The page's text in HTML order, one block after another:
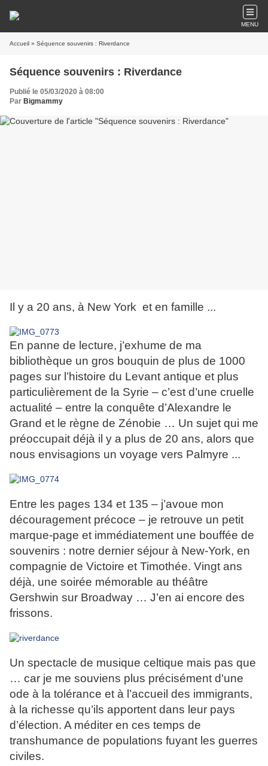
MENU
Accueil » Séquence souvenirs : Riverdance
Séquence souvenirs : Riverdance
Publié le 05/03/2020 à 08:00
Par Bigmammy
Il y a 20 ans, à New York et en famille ...
En panne de lecture, j’exhume de ma
bibliothèque un gros bouquin de plus de 1000
pages sur l’histoire du Levant antique et plus
particulièrement de la Syrie – c’est d’une cruelle
actualité – entre la conquête d’Alexandre le
Grand et le règne de Zénobie … Un sujet qui me
préoccupait déjà il y a plus de 20 ans, alors que
nous envisagions un voyage vers Palmyre ...
Entre les pages 134 et 135 – j’avoue mon
découragement précoce – je retrouve un petit
marque-page et immédiatement une bouffée de
souvenirs : notre dernier séjour à New-York, en
compagnie de Victoire et Timothée. Vingt ans
déjà, une soirée mémorable au théâtre
Gershwin sur Broadway … J’en ai encore des
frissons.
Un spectacle de musique celtique mais pas que
… car je me souviens plus précisément d'une
ode à la tolérance et à l’accueil des immigrants,
à la richesse qu’ils apportent dans leur pays
d’élection. A méditer en ces temps de
transhumance de populations fuyant les guerres
civiles.